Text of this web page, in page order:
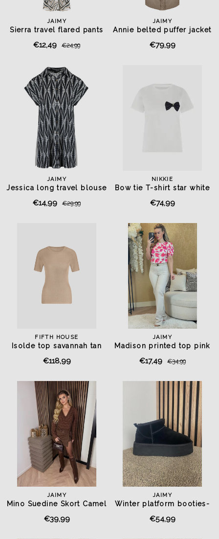
JAIMY
Sierra travel flared pants
€12,49 €24,99
JAIMY
Annie belted puffer jacket
€79,99
JAIMY
Jessica long travel blouse
€14,99 €29,99
NIKKIE
Bow tie T-shirt star white
€74,99
FIFTH HOUSE
Isolde top savannah tan
€118,99
JAIMY
Madison printed top pink
€17,49 €34,99
JAIMY
Mino Suedine Skort Camel
€39,99
JAIMY
Winter platform booties-
€54,99